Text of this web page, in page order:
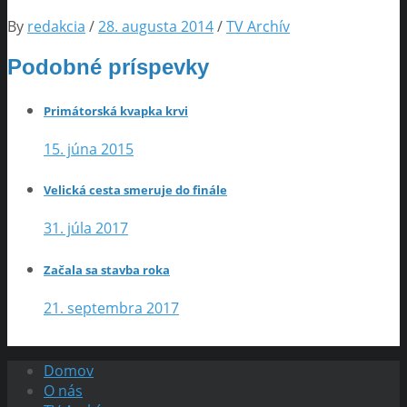
By redakcia /28. augusta 2014/TV Archív
Podobné príspevky
Primátorská kvapka krvi
15. júna 2015
Velická cesta smeruje do finále
31. júla 2017
Začala sa stavba roka
21. septembra 2017
Domov
O nás